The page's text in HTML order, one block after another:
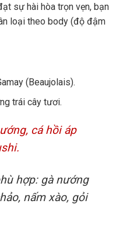
sự hài hòa trọn vẹn, bạn
loại theo body (độ đậm
(Beaujolais).
trái cây tươi.
cá hồi áp
hợp: gà nướng
nấm xào, gỏi